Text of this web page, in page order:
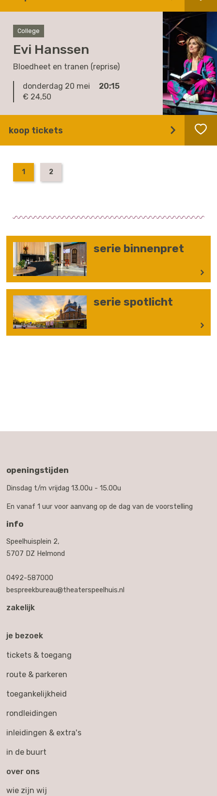
Evi Hanssen
Bloedheet en tranen (reprise)
College
donderdag 20 mei
20:15
€ 24,50
koop tickets
1 2
serie binnenpret
serie spotlicht
openingstijden
Dinsdag t/m vrijdag 13.00u - 15.00u
En vanaf 1 uur voor aanvang op de dag van de voorstelling
info
Speelhuisplein 2,
5707 DZ Helmond
0492-587000
bespreekbureau@theaterspeelhuis.nl
zakelijk
je bezoek
tickets & toegang
route & parkeren
toegankelijkheid
rondleidingen
inleidingen & extra's
in de buurt
over ons
wie zijn wij